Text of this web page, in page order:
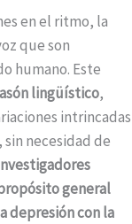
en el ritmo, la
que son
humano. Este
lingüístico,
necesidad de
general
depresión con la